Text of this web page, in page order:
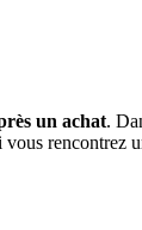
un achat.